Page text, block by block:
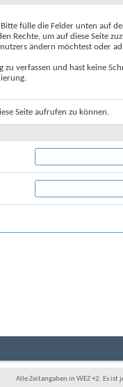
fülle die Felder unten auf
Rechte, um auf diese Seite
ändern möchtest oder
zu verfassen und hast keine
Seite aufrufen zu können.
Alle Zeitangaben in WEZ +2. Es ist